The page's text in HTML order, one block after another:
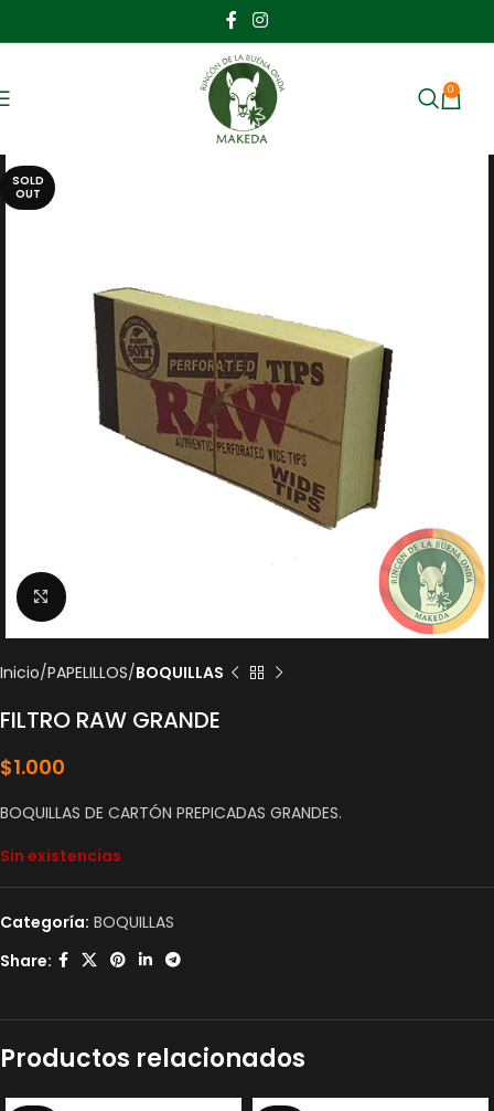
0
SOLD
OUT
Click to enlarge
Inicio PAPELILLOS BOQUILLAS
FILTRO RAW GRANDE
$1.000
BOQUILLAS DE CARTÓN PREPICADAS GRANDES.
Sin existencias
Categoría: BOQUILLAS
Share:
Productos relacionados